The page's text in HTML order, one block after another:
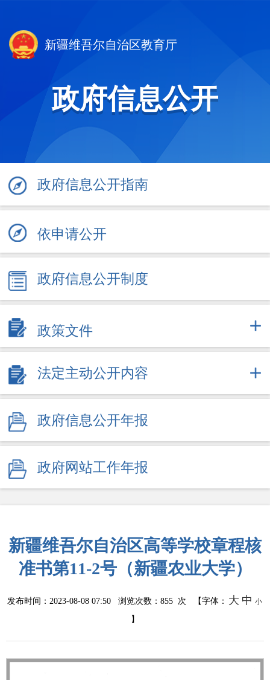
新疆维吾尔自治区教育厅
政府信息公开
政府信息公开指南
依申请公开
政府信息公开制度
政策文件
法定主动公开内容
政府信息公开年报
政府网站工作年报
新疆维吾尔自治区高等学校章程核
准书第11-2号（新疆农业大学）
发布时间：2023-08-08 07:50 浏览次数： 855次 【字体： 大 中 小
】